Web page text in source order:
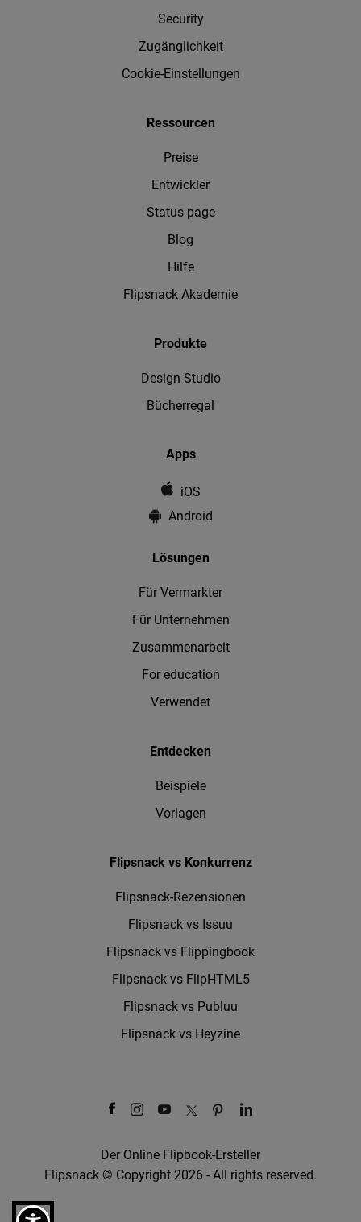
Security
Zugänglichkeit
Cookie-Einstellungen
Ressourcen
Preise
Entwickler
Status page
Blog
Hilfe
Flipsnack Akademie
Produkte
Design Studio
Bücherregal
Apps
iOS
Android
Lösungen
Für Vermarkter
Für Unternehmen
Zusammenarbeit
For education
Verwendet
Entdecken
Beispiele
Vorlagen
Flipsnack vs Konkurrenz
Flipsnack-Rezensionen
Flipsnack vs Issuu
Flipsnack vs Flippingbook
Flipsnack vs FlipHTML5
Flipsnack vs Publuu
Flipsnack vs Heyzine
Der Online Flipbook-Ersteller
Flipsnack © Copyright 2026 - All rights reserved.